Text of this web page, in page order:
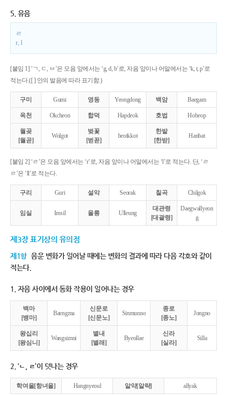
5. 유음
ㄹ
r, l
[붙임 1] ‘ㄱ, ㄷ, ㅂ’은 모음 앞에서는 ‘g, d, b’로, 자음 앞이나 어말에서는 ‘k, t, p’로
적는다.([ ] 안의 발음에 따라 표기함.)
구미 Gumi 영동 Yeongdong 백암 Baegam
옥천 Okcheon 합덕 Hapdeok 호법 Hobeop
월곶
[월곧]
Wolgot
벚꽃
[벋꼳]
beotkkot
한밭
[한받]
Hanbat
[붙임 2] ‘ㄹ’은 모음 앞에서는 ‘r’로, 자음 앞이나 어말에서는 ‘l’로 적는다. 단, ‘ㄹ
ㄹ’은 ‘ll’로 적는다.
구리 Guri 설악 Seorak 칠곡 Chilgok
임실 Imsil 울릉 Ulleung
대관령
[대괄령]
Daegwallyeon
g
제3장 표기상의 유의점
제1항 음운 변화가 일어날 때에는 변화의 결과에 따라 다음 각호와 같이
적는다.
1. 자음 사이에서 동화 작용이 일어나는 경우
백마
[뱅마]
Baengma
신문로
[신문노]
Sinmunno
종로
[종노]
Jongno
왕십리
[왕심니]
Wangsimni
별내
[별래]
Byeollae
신라
[실라]
Silla
2. ‘ㄴ, ㄹ’이 덧나는 경우
학여울[항녀울] Hangnyeoul 알약[알략] allyak